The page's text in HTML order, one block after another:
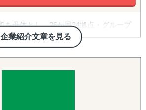
社で実績が多く、特にニーズの高い支
レイン）｜海外進出 現地顧問サービ
企業紹介文章を見る
を母体とし、26か国34拠点・グループ
バルコンサルティングファームで
事務所として初めてインドに進出し、